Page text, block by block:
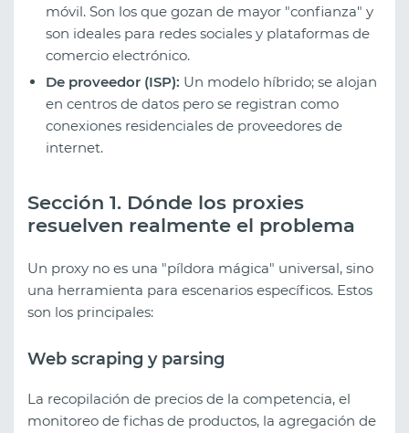
móvil. Son los que gozan de mayor "confianza" y
son ideales para redes sociales y plataformas de
comercio electrónico.
De proveedor (ISP): Un modelo híbrido; se alojan
en centros de datos pero se registran como
conexiones residenciales de proveedores de
internet.
Sección 1. Dónde los proxies
resuelven realmente el problema
Un proxy no es una "píldora mágica" universal, sino
una herramienta para escenarios específicos. Estos
son los principales:
Web scraping y parsing
La recopilación de precios de la competencia, el
monitoreo de fichas de productos, la agregación de